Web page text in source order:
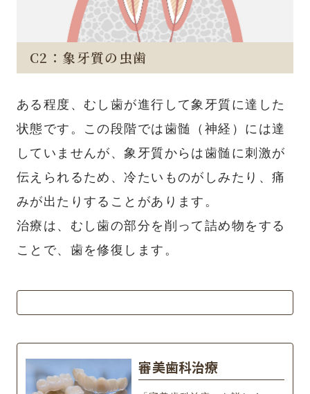
C2：象牙質の虫歯
ある程度、むし歯が進行して象牙質に達した
状態です。この段階では歯髄（神経）には達
していませんが、象牙質からは歯髄に刺激が
伝えられるため、冷たいものがしみたり、痛
みが出たりすることがあります。
治療は、むし歯の部分を削って詰め物をする
ことで、歯を修復します。
審美歯科治療